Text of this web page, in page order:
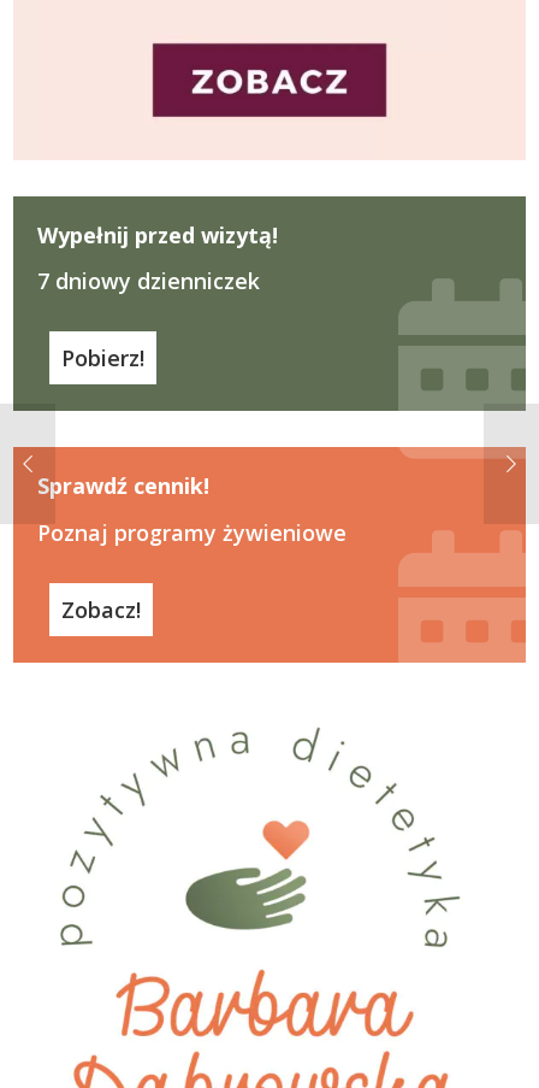
Wypełnij przed wizytą!
7 dniowy dzienniczek
Pobierz!
Sprawdź cennik!
Poznaj programy żywieniowe
Zobacz!